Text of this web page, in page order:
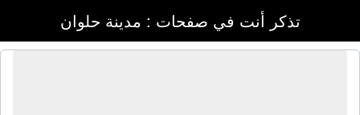
تذكر أنت في صفحات : مدينة حلوان